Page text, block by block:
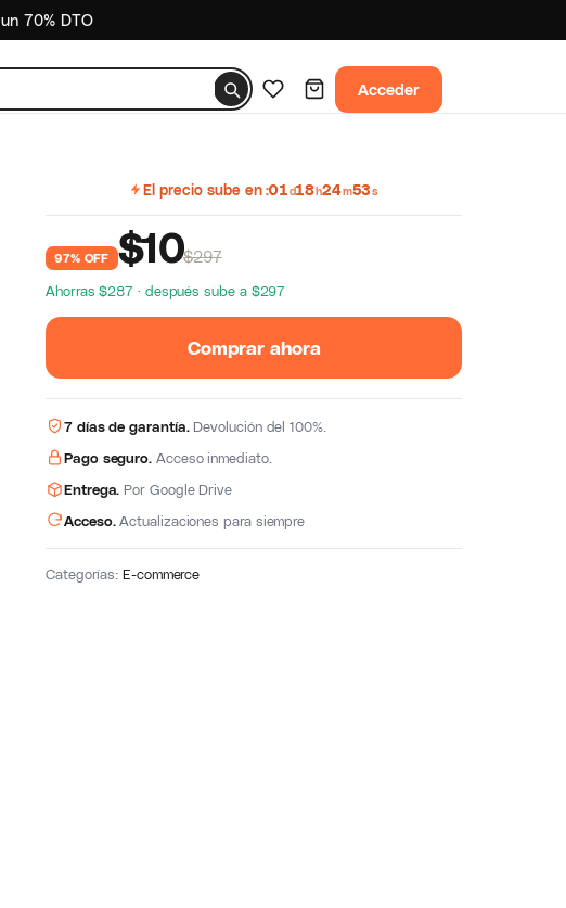
70% DTO
Acceder
El precio sube en 01d18h24m52s
97% OFF $10$297
Ahorras $287 · después sube a $297
Comprar ahora
7 días de garantía.Devolución del 100%.
Pago seguro. Acceso inmediato.
Entrega. Por Google Drive
Acceso.Actualizaciones para siempre
Categorías:E-commerce